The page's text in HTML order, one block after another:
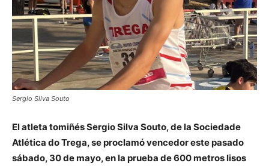
Sergio Silva Souto
El atleta tomiñés Sergio Silva Souto, de la Sociedade
Atlética do Trega, se proclamó vencedor este pasado
sábado, 30 de mayo, en la prueba de 600 metros lisos